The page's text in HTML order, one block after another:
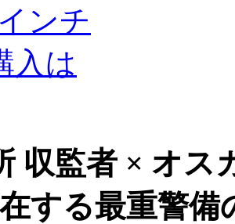
収監者 × オス
する最重警備